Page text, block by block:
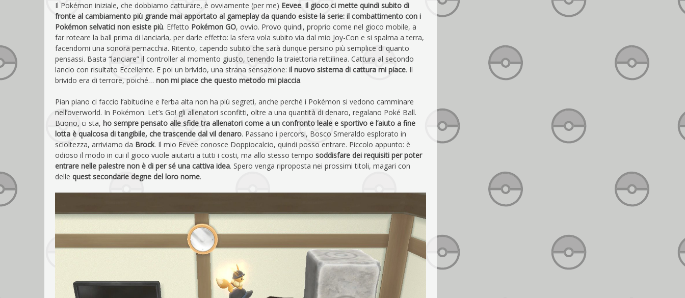
Il Pokémon iniziale, che dobbiamo catturare, è ovviamente (per me) Eevee. Il gioco ci mette quindi subito di
fronte al cambiamento più grande mai apportato al gameplay da quando esiste la serie: il combattimento con i
Pokémon selvatici non esiste più. Effetto Pokémon GO, ovvio. Provo quindi, proprio come nel gioco mobile, a
far roteare la ball prima di lanciarla, per darle effetto: la sfera vola subito via dal mio Joy-Con e si spalma a terra,
facendomi una sonora pernacchia. Ritento, capendo subito che sarà dunque persino più semplice di quanto
pensassi. Basta “lanciare” il controller al momento giusto, tenendo la traiettoria rettilinea. Cattura al secondo
lancio con risultato Eccellente. E poi un brivido, una strana sensazione: il nuovo sistema di cattura mi piace. Il
brivido era di terrore, poiché… non mi piace che questo metodo mi piaccia.
Pian piano ci faccio l’abitudine e l’erba alta non ha più segreti, anche perché i Pokémon si vedono camminare
nell’overworld. In Pokémon: Let’s Go! gli allenatori sconfitti, oltre a una quantità di denaro, regalano Poké Ball.
Buono, ci sta, ho sempre pensato alle sfide tra allenatori come a un confronto leale e sportivo e l’aiuto a fine
lotta è qualcosa di tangibile, che trascende dal vil denaro. Passano i percorsi, Bosco Smeraldo esplorato in
scioltezza, arriviamo da Brock. Il mio Eevee conosce Doppiocalcio, quindi posso entrare. Piccolo appunto: è
odioso il modo in cui il gioco vuole aiutarti a tutti i costi, ma allo stesso tempo soddisfare dei requisiti per poter
entrare nelle palestre non è di per sé una cattiva idea. Spero venga riproposta nei prossimi titoli, magari con
delle quest secondarie degne del loro nome.